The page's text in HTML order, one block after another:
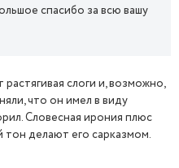
спасибо за всю вашу
слоги и, возможно,
что он имел в виду
Словесная ирония плюс
тон делают его сарказмом.